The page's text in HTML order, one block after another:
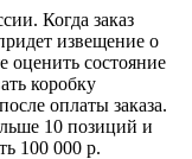
Когда заказ
извещение о
оценить состояние
коробку
оплаты заказа.
10 позиций и
100 000 р.